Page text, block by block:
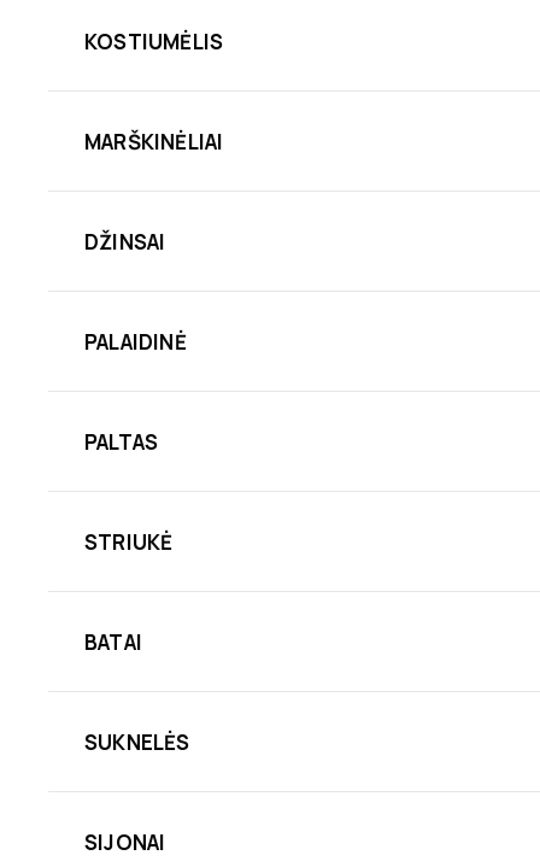
KOSTIUMĖLIS
MARŠKINĖLIAI
DŽINSAI
PALAIDINĖ
PALTAS
STRIUKĖ
BATAI
SUKNELĖS
SIJONAI